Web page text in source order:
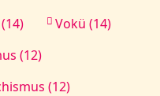
Vokü (14)
(12)
(12)